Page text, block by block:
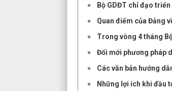
Bộ GDĐT chỉ đạo
Quan điểm của Đảng
Trong vòng 4 tháng
Đổi mới phương pháp
Các văn bản hướng
Những lợi ích khi đầu